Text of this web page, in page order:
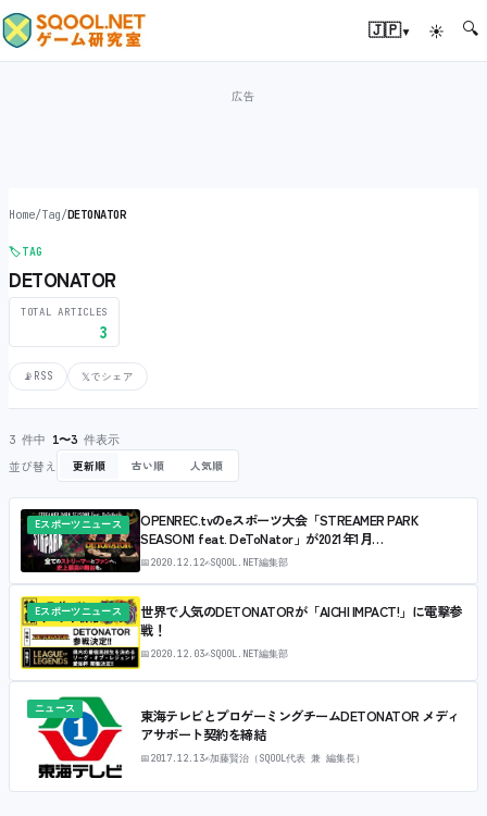
🇯🇵▾ ☀ 🔍
Home/Tag/DETONATOR
🏷️TAG
DETONATOR
TOTAL ARTICLES
3
📡 RSS 𝕏でシェア
3 件中 1〜3 件表示
並び替え 更新順 古い順 人気順
Eスポーツニュース
OPENREC.tvのeスポーツ大会「STREAMER PARK
SEASON1 feat. DeToNator」が2021年1月…
📅2020.12.12✍SQOOL.NET編集部
Eスポーツニュース
世界で人気のDETONATORが「AICHI IMPACT!」に電撃参
戦！
📅2020.12.03✍SQOOL.NET編集部
ニュース
東海テレビとプロゲーミングチームDETONATOR メディ
アサポート契約を締結
📅2017.12.13✍加藤賢治（SQOOL代表 兼 編集長）